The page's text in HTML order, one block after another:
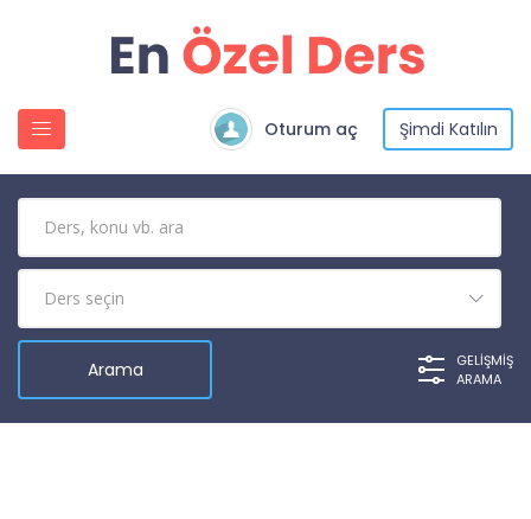
Oturum aç Şimdi Katılın
GELIŞMIŞ
ARAMA